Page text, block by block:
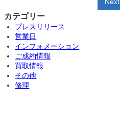
Next
カテゴリー
プレスリリース
営業日
インフォメーション
ご成約情報
買取情報
その他
修理